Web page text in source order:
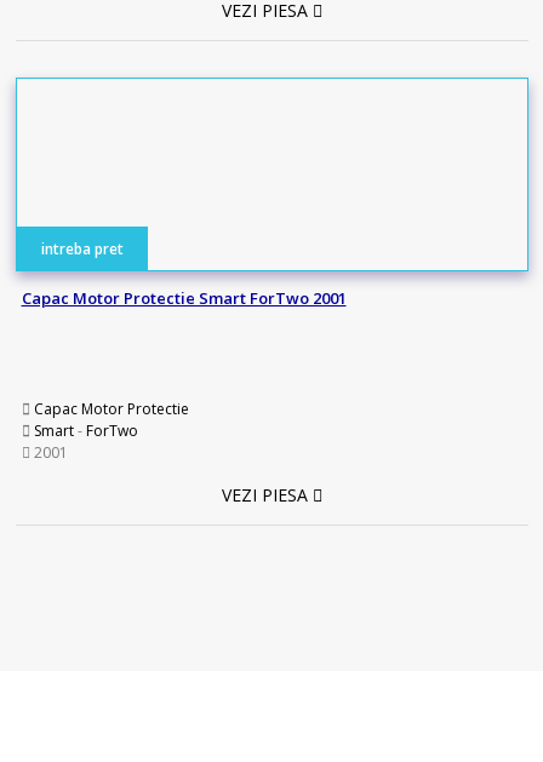
VEZI PIESA
intreba pret
Capac Motor Protectie Smart ForTwo 2001
Capac Motor Protectie
Smart-ForTwo
2001
VEZI PIESA